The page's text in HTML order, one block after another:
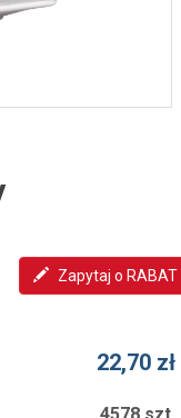
Zapytaj o RABAT
22,70 zł